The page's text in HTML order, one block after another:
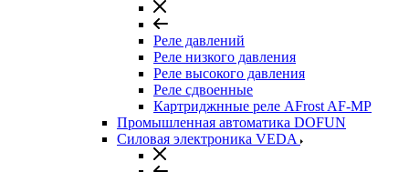
Реле давлений
Реле низкого давления
Реле высокого давления
Реле сдвоенные
Картриджнные реле AFrost AF-MP
Промышленная автоматика DOFUN
Силовая электроника VEDA